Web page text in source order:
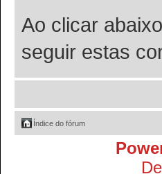
Ao clicar
seguir estas
Índice do fórum